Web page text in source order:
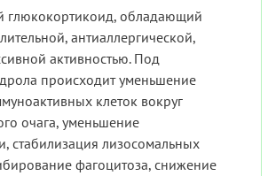
глюкокортикоид, обладающий
антиаллергической,
активностью. Под
происходит уменьшение
клеток вокруг
очага, уменьшение
стабилизация лизосомальных
фагоцитоза, снижение